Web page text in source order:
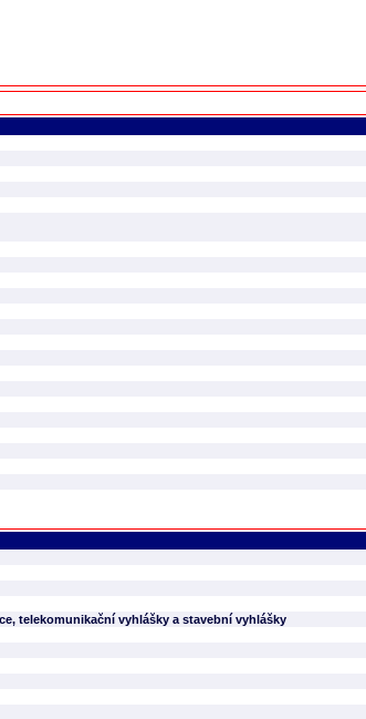
telekomunikační vyhlášky a stavební vyhlášky